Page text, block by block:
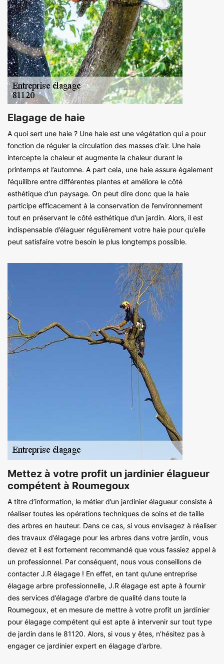
Elagage de haie
A quoi sert une haie ? Une haie est une végétation qui a pour
fonction de réguler la circulation des masses d’air. Une haie
intercepte la chaleur et augmente la chaleur durant le
printemps et l’automne. A part cela, une haie assure également
l’équilibre entre différentes plantes et améliore le côté
esthétique d’un paysage. On peut dire donc que la haie
participe efficacement à la conservation de l’environnement
tout en préservant le côté esthétique d’un jardin. Alors, il est
indispensable d’élaguer régulièrement votre haie pour qu’elle
peut satisfaire votre besoin le plus longtemps possible.
Mettez à votre profit un jardinier élagueur
compétent à Roumegoux
A titre d’information, le métier d’un jardinier élagueur consiste à
réaliser toutes les opérations techniques de soins et de taille
des arbres en hauteur. Dans ce cas, si vous envisagez à réaliser
des travaux d’élagage pour les arbres dans votre jardin, vous
devez et il est fortement recommandé que vous fassiez appel à
un professionnel. Par conséquent, nous vous conseillons de
contacter J.R élagage ! En effet, en tant qu’une entreprise
élagage arbre professionnelle, J.R élagage est apte à fournir
des services d’élagage d’arbre de qualité dans toute la
Roumegoux, et en mesure de mettre à votre profit un jardinier
pour élagage compétent qui est apte à intervenir sur tout type
de jardin dans le 81120. Alors, si vous y êtes, n’hésitez pas à
engager ce jardinier expert en élagage d’arbre.